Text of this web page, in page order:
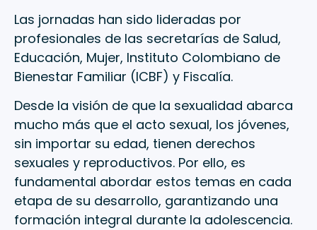
Las jornadas han sido lideradas por
profesionales de las secretarías de Salud,
Educación, Mujer, Instituto Colombiano de
Bienestar Familiar (ICBF) y Fiscalía.
Desde la visión de que la sexualidad abarca
mucho más que el acto sexual, los jóvenes,
sin importar su edad, tienen derechos
sexuales y reproductivos. Por ello, es
fundamental abordar estos temas en cada
etapa de su desarrollo, garantizando una
formación integral durante la adolescencia.